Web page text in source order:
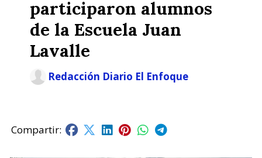
participaron alumnos
de la Escuela Juan
Lavalle
Redacción Diario El Enfoque